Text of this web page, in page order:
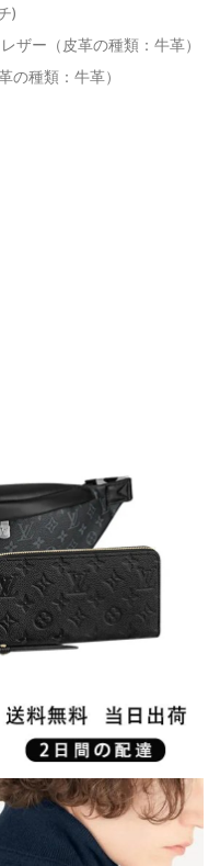
)
ザー（皮革の種類：牛革）
の種類：牛革）